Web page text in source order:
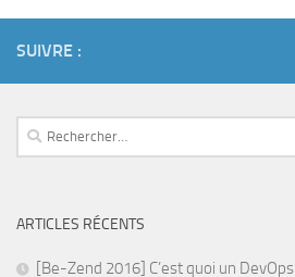
SUIVRE :
Rechercher :
ARTICLES RÉCENTS
[Be-Zend 2016] C’est quoi un DevOps